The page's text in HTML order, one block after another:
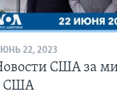
22, 2023
США за
США